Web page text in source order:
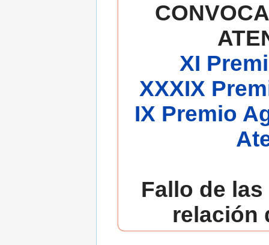
XI
XXXIX
IX Premio
Fallo de
relación